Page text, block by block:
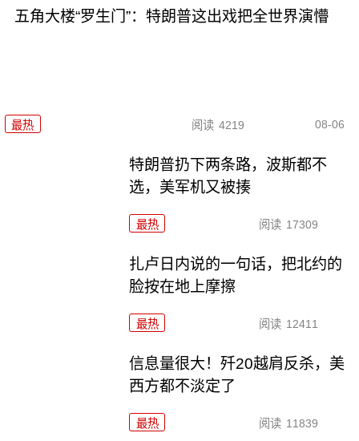
五角大楼“罗生门”：特朗普这出戏把全世界演懵
最热 阅读 4219 08-06
特朗普扔下两条路，波斯都不
选，美军机又被揍
最热 阅读 17309
扎卢日内说的一句话，把北约的
脸按在地上摩擦
最热 阅读 12411
信息量很大！歼20越肩反杀，美
西方都不淡定了
最热 阅读 11839